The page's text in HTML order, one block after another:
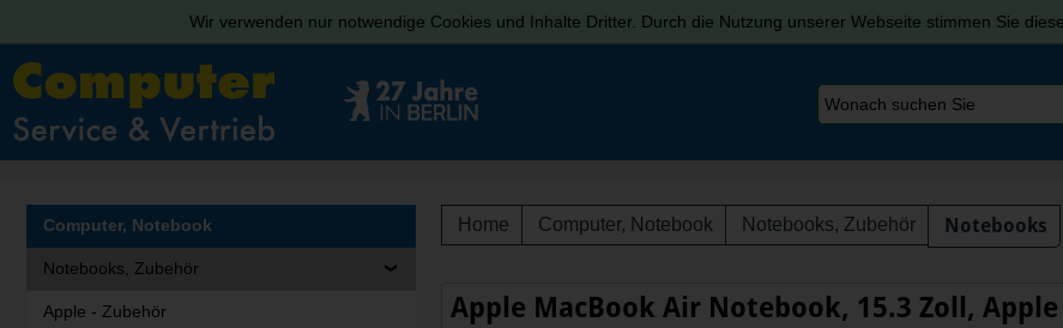
Wir verwenden nur notwendige Cookies und Inhalte Dritter. Durch die Nutzung unserer Webseite stimmen Sie
Home Computer, Notebook Notebooks, Zubehör Notebooks
Apple MacBook Air Notebook, 15.3 Zoll, Apple
Computer, Notebook
Notebooks, Zubehör
Apple - Zubehör